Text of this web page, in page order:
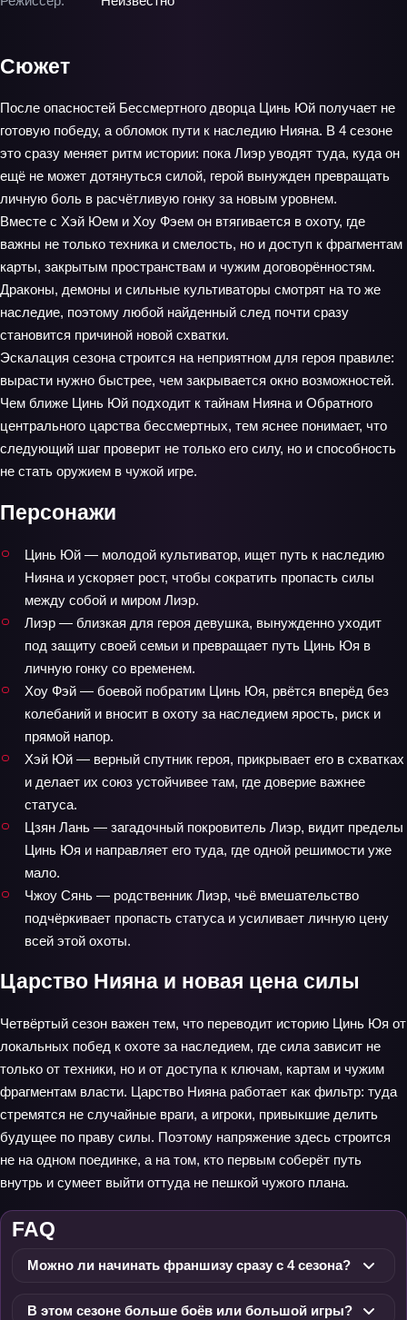
Сюжет
После опасностей Бессмертного дворца Цинь Юй получает не
готовую победу, а обломок пути к наследию Нияна. В 4 сезоне
это сразу меняет ритм истории: пока Лиэр уводят туда, куда он
ещё не может дотянуться силой, герой вынужден превращать
личную боль в расчётливую гонку за новым уровнем.
Вместе с Хэй Юем и Хоу Фэем он втягивается в охоту, где
важны не только техника и смелость, но и доступ к фрагментам
карты, закрытым пространствам и чужим договорённостям.
Драконы, демоны и сильные культиваторы смотрят на то же
наследие, поэтому любой найденный след почти сразу
становится причиной новой схватки.
Эскалация сезона строится на неприятном для героя правиле:
вырасти нужно быстрее, чем закрывается окно возможностей.
Чем ближе Цинь Юй подходит к тайнам Нияна и Обратного
центрального царства бессмертных, тем яснее понимает, что
следующий шаг проверит не только его силу, но и способность
не стать оружием в чужой игре.
Персонажи
Цинь Юй — молодой культиватор, ищет путь к наследию
Нияна и ускоряет рост, чтобы сократить пропасть силы
между собой и миром Лиэр.
Лиэр — близкая для героя девушка, вынужденно уходит
под защиту своей семьи и превращает путь Цинь Юя в
личную гонку со временем.
Хоу Фэй — боевой побратим Цинь Юя, рвётся вперёд без
колебаний и вносит в охоту за наследием ярость, риск и
прямой напор.
Хэй Юй — верный спутник героя, прикрывает его в схватках
и делает их союз устойчивее там, где доверие важнее
статуса.
Цзян Лань — загадочный покровитель Лиэр, видит пределы
Цинь Юя и направляет его туда, где одной решимости уже
мало.
Чжоу Сянь — родственник Лиэр, чьё вмешательство
подчёркивает пропасть статуса и усиливает личную цену
всей этой охоты.
Царство Нияна и новая цена силы
Четвёртый сезон важен тем, что переводит историю Цинь Юя от
локальных побед к охоте за наследием, где сила зависит не
только от техники, но и от доступа к ключам, картам и чужим
фрагментам власти. Царство Нияна работает как фильтр: туда
стремятся не случайные враги, а игроки, привыкшие делить
будущее по праву силы. Поэтому напряжение здесь строится
не на одном поединке, а на том, кто первым соберёт путь
внутрь и сумеет выйти оттуда не пешкой чужого плана.
FAQ
Можно ли начинать франшизу сразу с 4 сезона?
В этом сезоне больше боёв или большой игры?